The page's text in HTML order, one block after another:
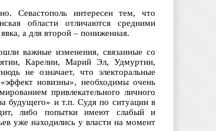
Севастополь интересен тем, что
области отличаются средними
а для второй – пониженная.
важные изменения, связанные со
Карелии, Марий Эл, Удмуртии,
не означает, что электоральные
новизны», необходимы очень
привлекательного личного
будущего» и т.п. Судя по ситуации в
либо попытки имеют слабый и
уже находились у власти на момент